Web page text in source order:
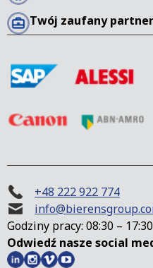
Twój zaufany partner
+48 222 922 774
Godziny pracy: 08:30 – 17:30
Odwiedź nasze social